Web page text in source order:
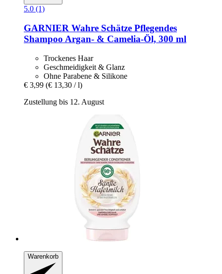
5.0 (1)
GARNIER Wahre Schätze Pflegendes
Shampoo Argan-​ & Camelia-​Öl, 300 ml
Trockenes Haar
Geschmeidigkeit & Glanz
Ohne Parabene & Silikone
€ 3,99 (€ 13,30 / l)
Zustellung bis 12. August
Warenkorb